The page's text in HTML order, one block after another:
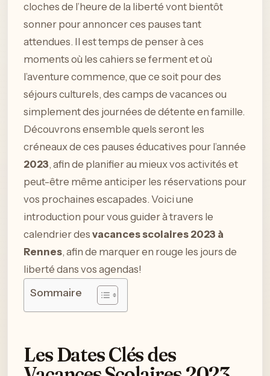
cloches de l’heure de la liberté vont bientôt
sonner pour annoncer ces pauses tant
attendues. Il est temps de penser à ces
moments où les cahiers se ferment et où
l’aventure commence, que ce soit pour des
séjours culturels, des camps de vacances ou
simplement des journées de détente en famille.
Découvrons ensemble quels seront les
créneaux de ces pauses éducatives pour l’année
2023, afin de planifier au mieux vos activités et
peut-être même anticiper les réservations pour
vos prochaines escapades. Voici une
introduction pour vous guider à travers le
calendrier des vacances scolaires 2023 à
Rennes, afin de marquer en rouge les jours de
liberté dans vos agendas!
Sommaire
Les Dates Clés des